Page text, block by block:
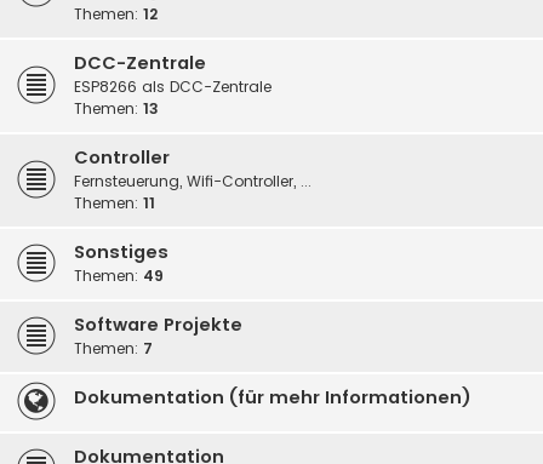
Themen: 12
DCC-Zentrale
ESP8266 als DCC-Zentrale
Themen: 13
Controller
Fernsteuerung, Wifi-Controller, ...
Themen: 11
Sonstiges
Themen: 49
Software Projekte
Themen: 7
Dokumentation (für mehr Informationen)
Dokumentation